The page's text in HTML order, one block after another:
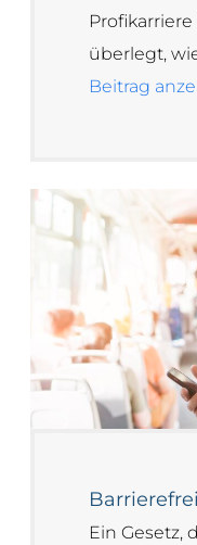
überlegt,
Beitrag
Ein Gesetz,